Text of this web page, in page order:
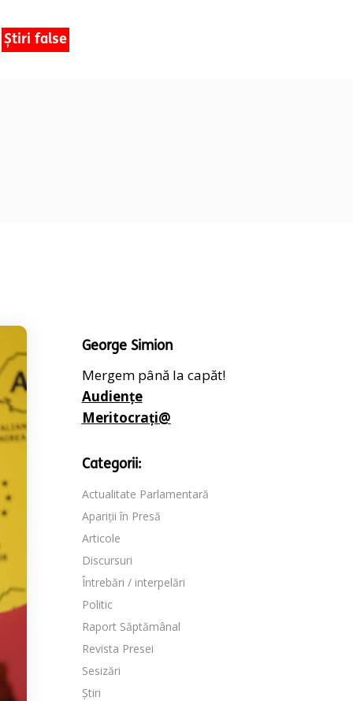
Știri false
George Simion
Mergem până la capăt!
Audiențe
Meritocrați@
Categorii:
Actualitate Parlamentară
Apariții în Presă
Articole
Discursuri
Întrebări / interpelări
Politic
Raport Săptămânal
Revista Presei
Sesizări
Știri